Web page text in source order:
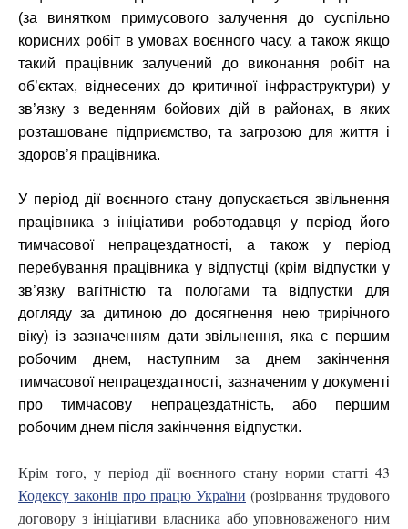
(за винятком примусового залучення до суспільно
корисних робіт в умовах воєнного часу, а також якщо
такий працівник залучений до виконання робіт на
об’єктах, віднесених до критичної інфраструктури) у
зв’язку з веденням бойових дій в районах, в яких
розташоване підприємство, та загрозою для життя і
здоров’я працівника.
У період дії воєнного стану допускається звільнення
працівника з ініціативи роботодавця у період його
тимчасової непрацездатності, а також у період
перебування працівника у відпустці (крім відпустки у
зв’язку вагітністю та пологами та відпустки для
догляду за дитиною до досягнення нею трирічного
віку) із зазначенням дати звільнення, яка є першим
робочим днем, наступним за днем закінчення
тимчасової непрацездатності, зазначеним у документі
про тимчасову непрацездатність, або першим
робочим днем після закінчення відпустки.
Крім того, у період дії воєнного стану норми статті 43
Кодексу законів про працю України (розірвання трудового
договору з ініціативи власника або уповноваженого ним